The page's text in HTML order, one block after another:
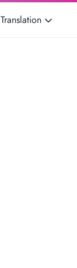
Translation